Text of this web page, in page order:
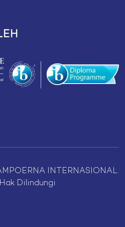
INTERNASIONAL.
Dilindungi